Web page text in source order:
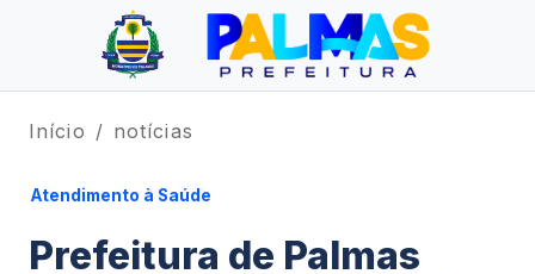
Início notícias
Atendimento à Saúde
Prefeitura de Palmas